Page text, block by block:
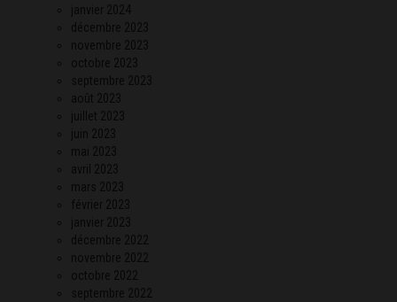
janvier 2024
décembre 2023
novembre 2023
octobre 2023
septembre 2023
août 2023
juillet 2023
juin 2023
mai 2023
avril 2023
mars 2023
février 2023
janvier 2023
décembre 2022
novembre 2022
octobre 2022
septembre 2022